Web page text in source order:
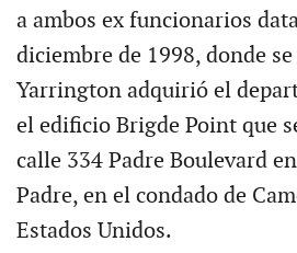
a ambos ex funcionarios
diciembre de 1998, donde
Yarrington adquirió el
el edificio Brigde Point que
calle 334 Padre Boulevard
Padre, en el condado de
Estados Unidos.